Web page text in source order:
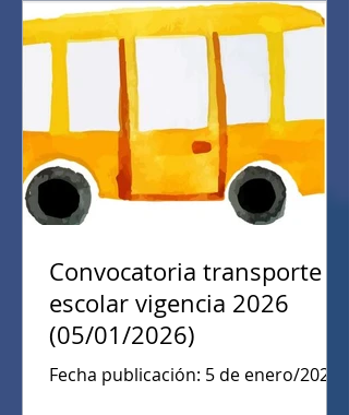
lengua castellana e idiomas
extranjeros. Matemáticas.
Tecnología e informática. Ciencias
Económicas y políticas. Técnica.
Educación Inicia
Convocatoria transporte
escolar vigencia 2026
(05/01/2026)
Fecha publicación: 5 de enero/2026